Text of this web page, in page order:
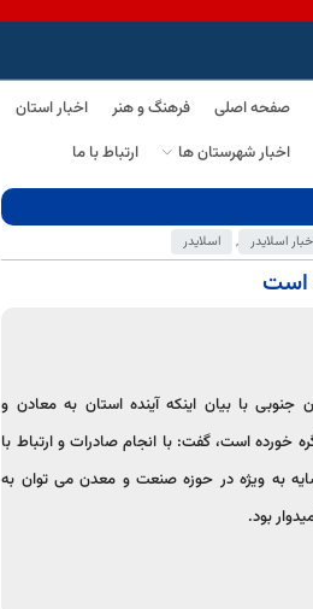
صفحه اصلی فرهنگ و هنر اخبار استان
اخبار شهرستان ها
ارتباط با ما
اسلایدر , اسلایدر
است
جنوبی با بیان اینکه آینده استان به معادن و
خورده است، گفت: با انجام صادرات و ارتباط با
به ویژه در حوزه صنعت و معدن می توان به
بود.